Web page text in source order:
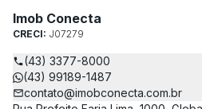
Imob Conecta
CRECI: J07279
(43) 3377-8000
(43) 99189-1487
contato@imobconecta.com.br